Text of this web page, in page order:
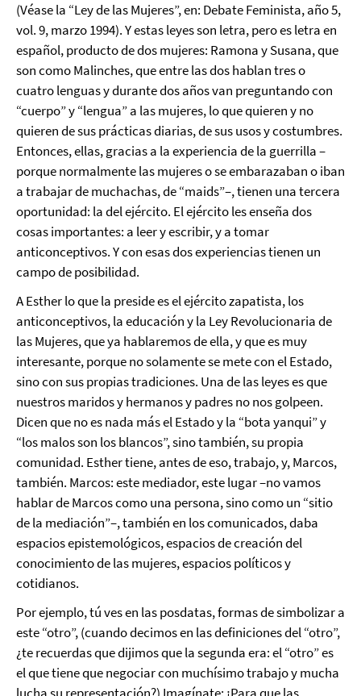
(Véase la “Ley de las Mujeres”, en: Debate Feminista, año 5,
vol. 9, marzo 1994). Y estas leyes son letra, pero es letra en
español, producto de dos mujeres: Ramona y Susana, que
son como Malinches, que entre las dos hablan tres o
cuatro lenguas y durante dos años van preguntando con
“cuerpo” y “lengua” a las mujeres, lo que quieren y no
quieren de sus prácticas diarias, de sus usos y costumbres.
Entonces, ellas, gracias a la experiencia de la guerrilla –
porque normalmente las mujeres o se embarazaban o iban
a trabajar de muchachas, de “maids”–, tienen una tercera
oportunidad: la del ejército. El ejército les enseña dos
cosas importantes: a leer y escribir, y a tomar
anticonceptivos. Y con esas dos experiencias tienen un
campo de posibilidad.
A Esther lo que la preside es el ejército zapatista, los
anticonceptivos, la educación y la Ley Revolucionaria de
las Mujeres, que ya hablaremos de ella, y que es muy
interesante, porque no solamente se mete con el Estado,
sino con sus propias tradiciones. Una de las leyes es que
nuestros maridos y hermanos y padres no nos golpeen.
Dicen que no es nada más el Estado y la “bota yanqui” y
“los malos son los blancos”, sino también, su propia
comunidad. Esther tiene, antes de eso, trabajo, y, Marcos,
también. Marcos: este mediador, este lugar –no vamos
hablar de Marcos como una persona, sino como un “sitio
de la mediación”–, también en los comunicados, daba
espacios epistemológicos, espacios de creación del
conocimiento de las mujeres, espacios políticos y
cotidianos.
Por ejemplo, tú ves en las posdatas, formas de simbolizar a
este “otro”, (cuando decimos en las definiciones del “otro”,
¿te recuerdas que dijimos que la segunda era: el “otro” es
el que tiene que negociar con muchísimo trabajo y mucha